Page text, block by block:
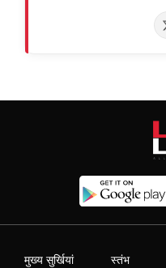
मुख्य सुर्खियां स्तंभ